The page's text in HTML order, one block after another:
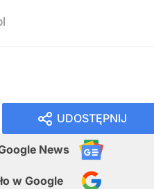
UDOSTĘPNIJ
News
w Google